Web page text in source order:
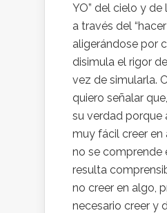
YO” del cielo y de
a través del “hacer
aligerándose por
disimula el rigor
vez de simularla.
quiero señalar
su verdad porque
muy fácil creer en
no se comprende
resulta
no creer en algo,
necesario creer y